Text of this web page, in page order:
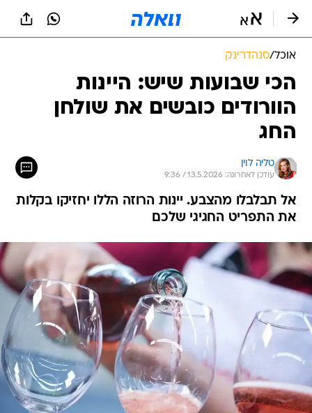
אוכל/סנהדרינק
הכי שבועות שיש: היינות
הוורודים כובשים את שולחן
החג
טליה לוין
עודכן לאחרונה: 13.5.2026 / 9:36
אל תבלבלו מהצבע. יינות הרוזה הללו יחזיקו בקלות
את התפריט החגיגי שלכם